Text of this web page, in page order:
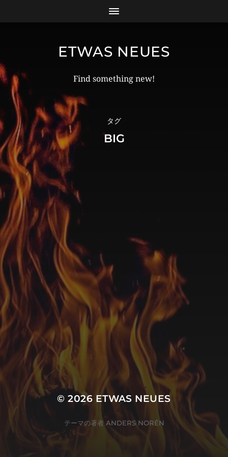
ETWAS NEUES
Find something new!
タグ
BIG
© 2026 ETWAS NEUES
テーマの著者 ANDERS NORÉN